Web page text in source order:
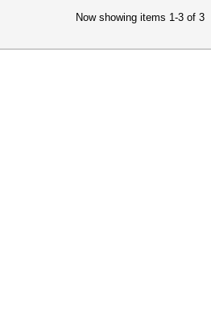
Now showing items 1-3 of 3